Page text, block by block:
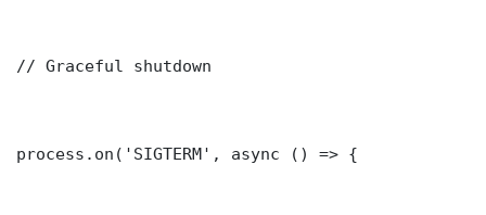
// Graceful shutdown
process.on('SIGTERM', async () => {